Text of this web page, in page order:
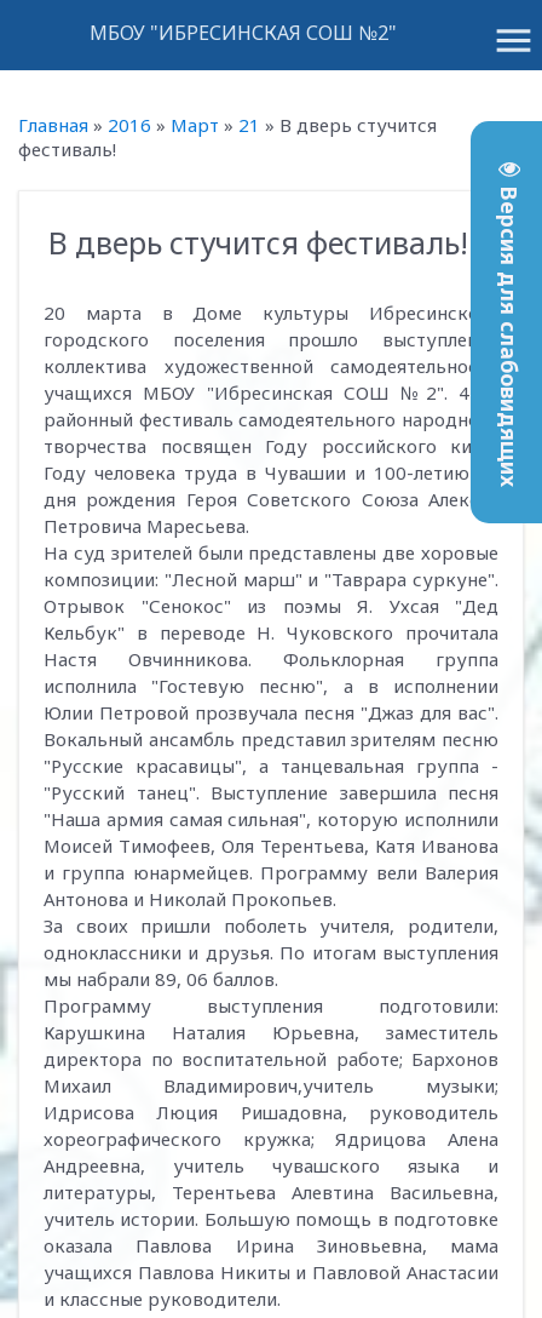
Версия для слабовидящих
menu
МБОУ "ИБРЕСИНСКАЯ СОШ №2"
Главная » 2016 » Март » 21 » В дверь стучится
фестиваль!
В дверь стучится фестиваль!
20 марта в Доме культуры Ибресинского
городского поселения прошло выступление
коллектива художественной самодеятельности
учащихся МБОУ "Ибресинская СОШ №2". 47-й
районный фестиваль самодеятельного народного
творчества посвящен Году российского кино,
Году человека труда в Чувашии и 100-летию со
дня рождения Героя Советского Союза Алексея
Петровича Маресьева.
На суд зрителей были представлены две хоровые
композиции: "Лесной марш" и "Таврара суркуне".
Отрывок "Сенокос" из поэмы Я. Ухсая "Дед
Кельбук" в переводе Н. Чуковского прочитала
Настя Овчинникова. Фольклорная группа
исполнила "Гостевую песню", а в исполнении
Юлии Петровой прозвучала песня "Джаз для вас".
Вокальный ансамбль представил зрителям песню
"Русские красавицы", а танцевальная группа -
"Русский танец". Выступление завершила песня
"Наша армия самая сильная", которую исполнили
Моисей Тимофеев, Оля Терентьева, Катя Иванова
и группа юнармейцев. Программу вели Валерия
Антонова и Николай Прокопьев.
За своих пришли поболеть учителя, родители,
одноклассники и друзья. По итогам выступления
мы набрали 89, 06 баллов.
Программу выступления подготовили:
Карушкина Наталия Юрьевна, заместитель
директора по воспитательной работе; Бархонов
Михаил Владимирович,учитель музыки;
Идрисова Люция Ришадовна, руководитель
хореографического кружка; Ядрицова Алена
Андреевна, учитель чувашского языка и
литературы, Терентьева Алевтина Васильевна,
учитель истории. Большую помощь в подготовке
оказала Павлова Ирина Зиновьевна, мама
учащихся Павлова Никиты и Павловой Анастасии
и классные руководители.